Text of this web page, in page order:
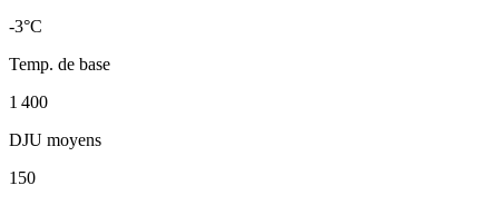
-3°C
Temp. de base
1 400
DJU moyens
150